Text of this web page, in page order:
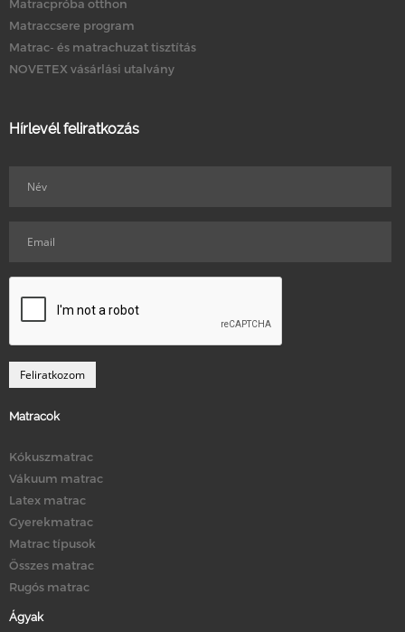
Matracpróba otthon
Matraccsere program
Matrac- és matrachuzat tisztítás
NOVETEX vásárlási utalvány
Hírlevél feliratkozás
Matracok
Kókuszmatrac
Vákuum matrac
Latex matrac
Gyerekmatrac
Matrac típusok
Összes matrac
Rugós matrac
Ágyak